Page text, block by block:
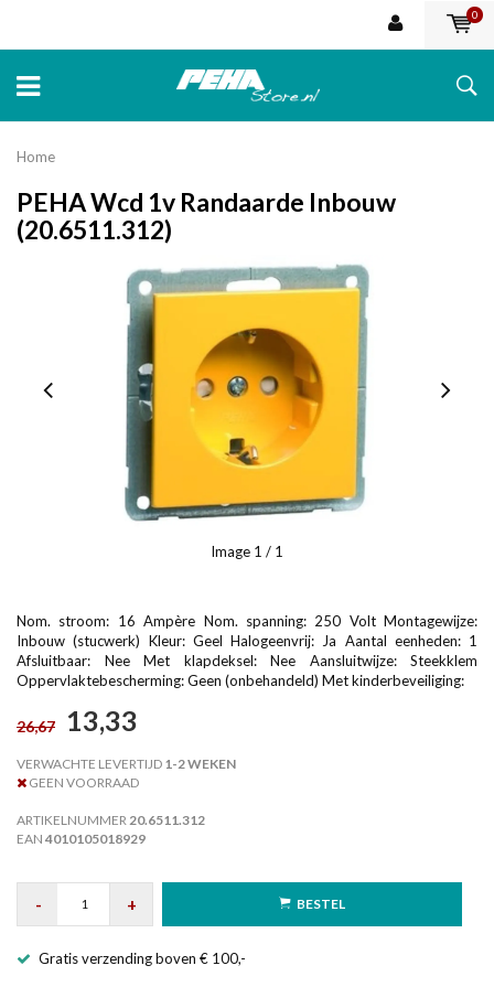
0
Home
PEHA Wcd 1v Randaarde Inbouw
(20.6511.312)
Image 1 / 1
Nom. stroom: 16 Ampère Nom. spanning: 250 Volt Montagewijze:
Inbouw (stucwerk) Kleur: Geel Halogeenvrij: Ja Aantal eenheden: 1
Afsluitbaar: Nee Met klapdeksel: Nee Aansluitwijze: Steekklem
Oppervlaktebescherming: Geen (onbehandeld) Met kinderbeveiliging:
26,67 13,33
VERWACHTE LEVERTIJD 1-2 WEKEN
GEEN VOORRAAD
ARTIKELNUMMER20.6511.312
EAN 4010105018929
- + BESTEL
Gratis verzending boven € 100,-